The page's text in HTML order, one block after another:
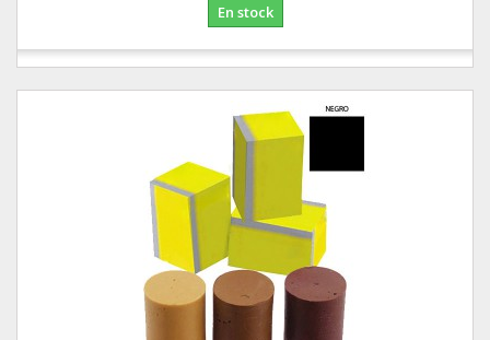
En stock